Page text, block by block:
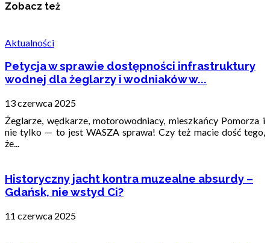
Zobacz też
Aktualności
Petycja w sprawie dostępności infrastruktury
wodnej dla żeglarzy i wodniaków w...
13 czerwca 2025
Żeglarze, wędkarze, motorowodniacy, mieszkańcy Pomorza i
nie tylko — to jest WASZA sprawa! Czy też macie dość tego,
że...
Historyczny jacht kontra muzealne absurdy –
Gdańsk, nie wstyd Ci?
11 czerwca 2025